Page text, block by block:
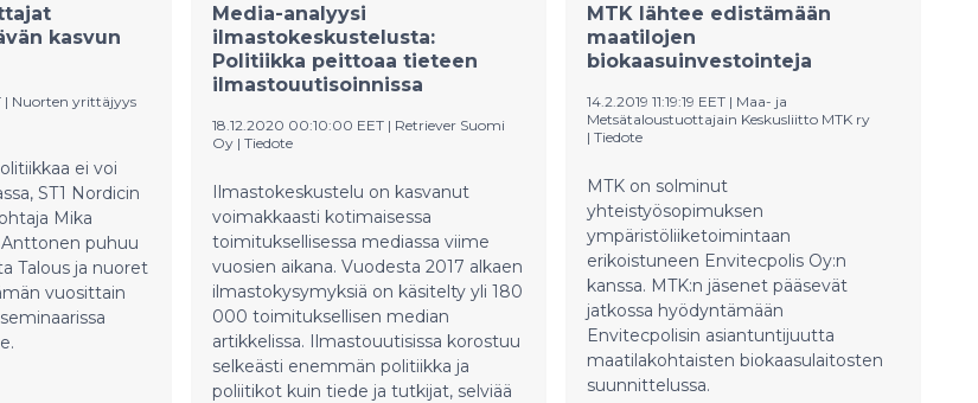
jäsen Johan
pitää kokonaisuutta hyvänä.
Energiariippuvuus Venäjästä on
katkaistava turvallisuuden ja ilmaston
vuoksi. Tulevaisuutta ei kannata
puhdas energia on kilpailukykyisin ja
Euroopan energiaomavaraisuuden
turvaamiseksi.
kannalta haastavana esimerkkinä
Euroopan metsänomistajien
etujärjestön CEPF:n pohjoismaiden
maankäyttöä säätelevää LULUCF
asetusta. Se määrittelee, miten
EU:n ilmastotavoitteisiin. - Siinä
ratkaistaan, annetaanko muiden
sektoreiden jatkaa päästöjen
tupruttamista ja metsien käyttöä
vähennetään nielujen
kasvattamiseksi. Suomalaiset
metsänomistajat kysyvät, jääväkö
heidän metsänsä nielureservaateiksi
vai kannattaako vielä ylipäätään jatkaa
kasvun
| Nuorten yrittäjyys
ei voi
ST1 Nordicin
Mika
puhuu
Talous ja nuoret
vuosittain
Media-analyysi
ilmastokeskustelusta:
Politiikka peittoaa tieteen
ilmastouutisoinnissa
18.12.2020 00:10:00 EET | Retriever Suomi
Oy | Tiedote
Ilmastokeskustelu on kasvanut
voimakkaasti kotimaisessa
toimituksellisessa mediassa viime
vuosien aikana. Vuodesta 2017 alkaen
ilmastokysymyksiä on käsitelty yli 180
000 toimituksellisen median
artikkelissa. Ilmastouutisissa korostuu
selkeästi enemmän politiikka ja
poliitikot kuin tiede ja tutkijat, selviää
MTK lähtee edistämään
maatilojen
biokaasuinvestointeja
14.2.2019 11:19:19 EET | Maa- ja
Metsätaloustuottajain Keskusliitto MTK ry
| Tiedote
MTK on solminut
yhteistyösopimuksen
ympäristöliiketoimintaan
erikoistuneen Envitecpolis Oy:n
kanssa. MTK:n jäsenet pääsevät
jatkossa hyödyntämään
Envitecpolisin asiantuntijuutta
maatilakohtaisten biokaasulaitosten
suunnittelussa.